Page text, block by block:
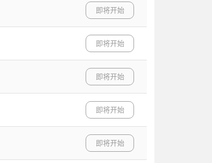
即将开始
即将开始
即将开始
即将开始
即将开始